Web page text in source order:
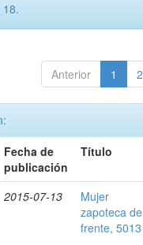
Anterior 1 2
Fecha de
publicación
Título
2015-07-13
Mujer
zapoteca de
frente, 5013